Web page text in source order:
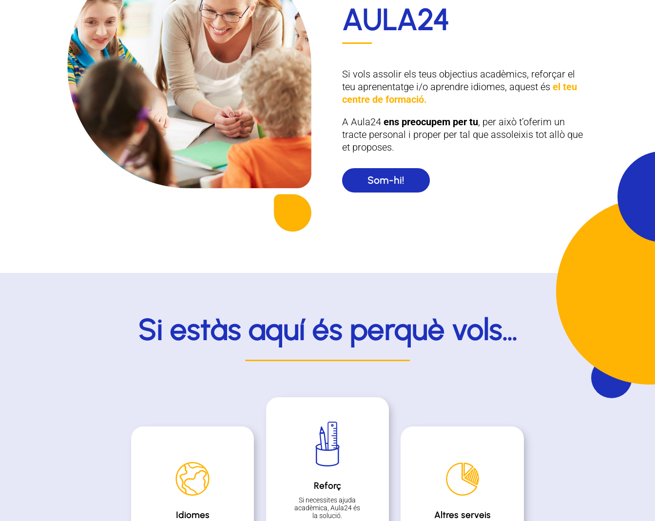
AULA24
Si vols assolir els teus objectius acadèmics, reforçar el
teu aprenentatge i/o aprendre idiomes, aquest és el teu
centre de formació.
A Aula24 ens preocupem per tu, per això t’oferim un
tracte personal i proper per tal que assoleixis tot allò que
et proposes.
Som-hi!
Si estàs aquí és perquè vols…
Idiomes
Reforç
Si necessites ajuda
acadèmica, Aula24 és
la solució.
Altres serveis